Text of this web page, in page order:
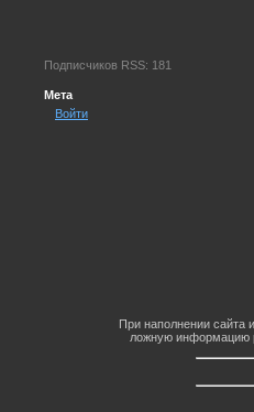
Подписчиков RSS: 181
Мета
Войти
При наполнении сайта
ложную информацию